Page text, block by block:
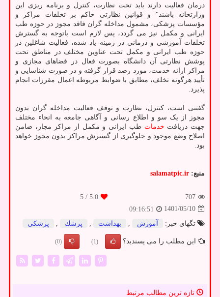
درمان فعالیت دارند باید تحت نظارت، کنترل و برنامه ریزی این
وزارتخانه باشند" و قوانین نظارتی حاکم بر تخلفات مراکز و
مؤسسات پزشکی، مشمول مداخله گران فاقد مجوز در حوزه طب
ایرانی و مکمل نیز می گردد، پس لازم است باتوجه به گسترش
تخلفات آموزشی و درمانی در زمینه یاد شده، فعالیت شاغلین در
حوزه طب ایرانی و مکمل تحت عناوین مختلف در مناطق تحت
پوشش نظارتی آن دانشگاه بصورت فعال در فضاهای مجازی و
مراکز ارائه خدمت، مورد رصد قرار گرفته و در صورت شناسایی و
تأیید هرگونه تخلف، مطابق با ضوابط مربوطه اعمال مقررات انجام
پذیرد.
گفتنی است، کنترل، نظارت و توقف فعالیت مداخله گران بدون
مجوز از یک سو و اطلاع رسانی و آگاهی جامعه به انحاء مختلف
جهت دریافت خدمات طب ایرانی و مکمل از مراکز مجاز، ضامن
اصلاح وضع موجود و جلوگیری از گسترش مراکز بدون مجوز خواهد
بود.
منبع: salamatpic.ir
707
5.0
/ 5
1401/05/10
09:16:51
تگهای خبر:
آموزش بهداشت پزشك پزشكی
این مطلب را می پسندید؟ (1)
(0)
تازه ترین مطالب مرتبط